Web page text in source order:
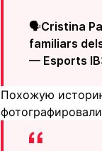
🗣️Cristina
familiars
— Esports
Похожую